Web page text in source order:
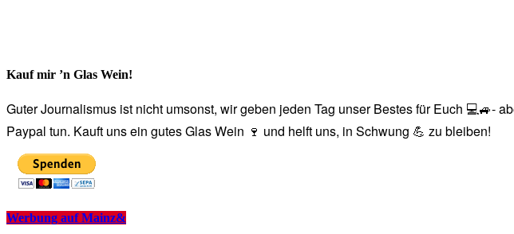
Kauf mir ’n Glas Wein!
Guter Journalismus ist nicht umsonst, wir geben jeden Tag unser Bestes für Euch 💻🚙-
Paypal tun. Kauft uns ein gutes Glas Wein 🍷 und helft uns, in Schwung 💪 zu bleiben!
Werbung auf Mainz&